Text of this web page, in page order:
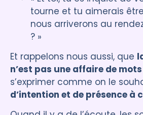
tourne et tu aimerais
nous arriverons au
? »
Et rappelons nous aussi, que
n’est pas une affaire de mots
s’exprimer comme on le
d’intention et de présence à